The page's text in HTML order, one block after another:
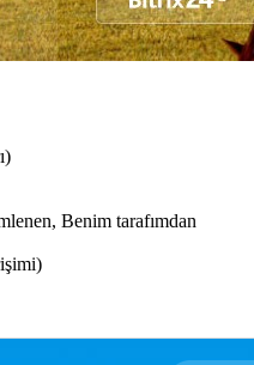
Benim tarafımdan